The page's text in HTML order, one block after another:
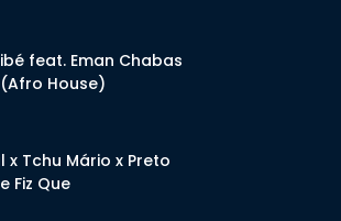
feat. Eman Chabas
House)
x Tchu Mário x Preto
Fiz Que